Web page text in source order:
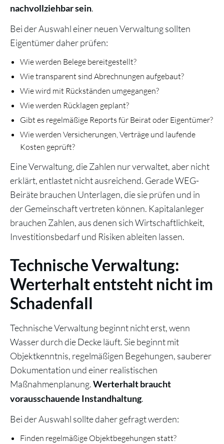
nachvollziehbar sein.
Bei der Auswahl einer neuen Verwaltung sollten
Eigentümer daher prüfen:
Wie werden Belege bereitgestellt?
Wie transparent sind Abrechnungen aufgebaut?
Wie wird mit Rückständen umgegangen?
Wie werden Rücklagen geplant?
Gibt es regelmäßige Reports für Beirat oder Eigentümer?
Wie werden Versicherungen, Verträge und laufende
Kosten geprüft?
Eine Verwaltung, die Zahlen nur verwaltet, aber nicht
erklärt, entlastet nicht ausreichend. Gerade WEG-
Beiräte brauchen Unterlagen, die sie prüfen und in
der Gemeinschaft vertreten können. Kapitalanleger
brauchen Zahlen, aus denen sich Wirtschaftlichkeit,
Investitionsbedarf und Risiken ableiten lassen.
Technische Verwaltung:
Werterhalt entsteht nicht im
Schadenfall
Technische Verwaltung beginnt nicht erst, wenn
Wasser durch die Decke läuft. Sie beginnt mit
Objektkenntnis, regelmäßigen Begehungen, sauberer
Dokumentation und einer realistischen
Maßnahmenplanung.Werterhalt braucht
vorausschauende Instandhaltung.
Bei der Auswahl sollte daher gefragt werden:
Finden regelmäßige Objektbegehungen statt?